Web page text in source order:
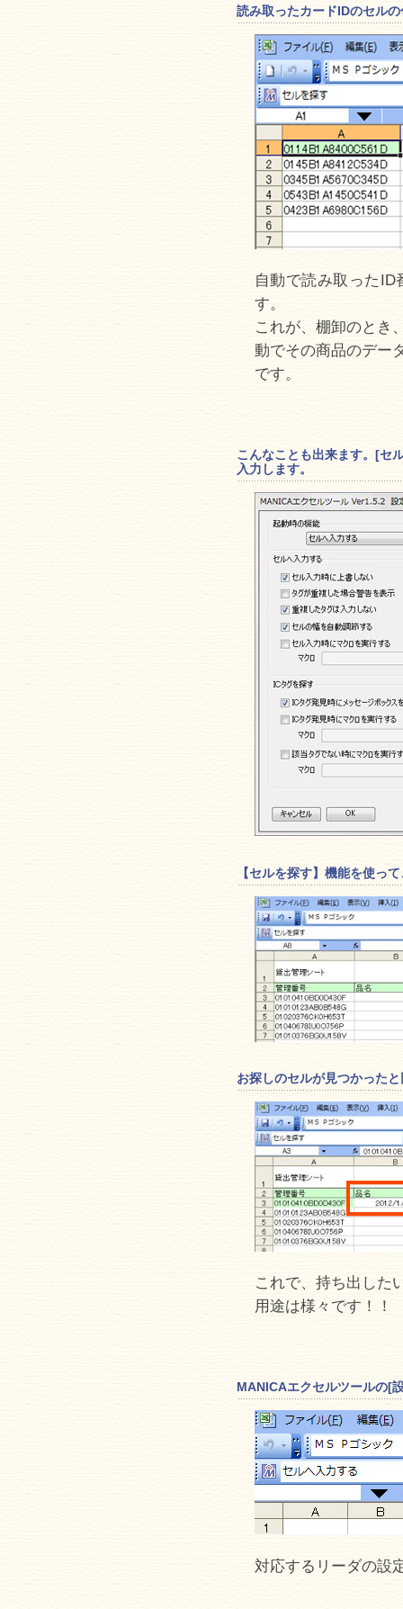
読み取ったカードIDのセル
自動で読み取った
す。
これが、棚卸のとき
動でその商品のデー
です。
こんなことも出来ます。[セ
入力します。
【セルを探す】機能を使っ
お探しのセルが見つかった
これで、持ち出した
用途は様々です！！
MANICAエクセルツールの[
対応するリーダの設